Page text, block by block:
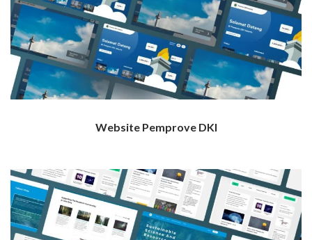
Website Pemprove DKI